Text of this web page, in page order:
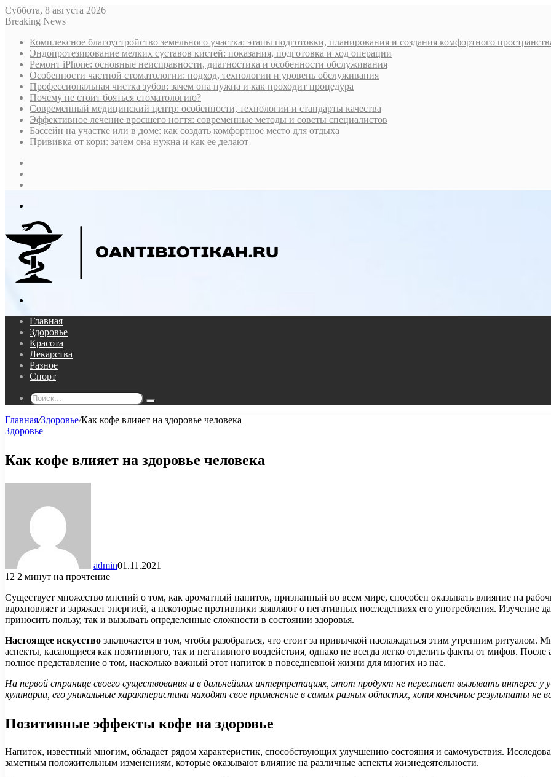
Суббота, 8 августа 2026
Breaking News
Комплексное благоустройство земельного участка: этапы подготовки, планирования и создания комфортного
Эндопротезирование мелких суставов кистей: показания, подготовка и ход операции
Ремонт iPhone: основные неисправности, диагностика и особенности обслуживания
Особенности частной стоматологии: подход, технологии и уровень обслуживания
Профессиональная чистка зубов: зачем она нужна и как проходит процедура
Почему не стоит бояться стоматологию?
Современный медицинский центр: особенности, технологии и стандарты качества
Эффективное лечение вросшего ногтя: современные методы и советы специалистов
Бассейн на участке или в доме: как создать комфортное место для отдыха
Прививка от кори: зачем она нужна и как ее делают
Главная
Здоровье
Красота
Лекарства
Разное
Спорт
Поиск...
Главная/Здоровье/Как кофе влияет на здоровье человека
Здоровье
Как кофе влияет на здоровье человека
admin01.11.2021
12 2 минут на прочтение
Существует множество мнений о том, как ароматный напиток, признанный во всем мире, способен оказывать влияние на
вдохновляет и заряжает энергией, а некоторые противники заявляют о негативных последствиях его употребления.
приносить пользу, так и вызывать определенные сложности в состоянии здоровья.
Настоящее искусство заключается в том, чтобы разобраться, что стоит за привычкой наслаждаться этим утренним ритуалом.
аспекты, касающиеся как позитивного, так и негативного воздействия, однако не всегда легко отделить факты от мифов.
полное представление о том, насколько важный этот напиток в повседневной жизни для многих из нас.
На первой странице своего существования и в дальнейших интерпретациях, этот продукт не перестает вызывать интерес
кулинарии, его уникальные характеристики находят свое применение в самых разных областях, хотя конечные результаты не
Позитивные эффекты кофе на здоровье
Напиток, известный многим, обладает рядом характеристик, способствующих улучшению состояния и самочувствия.
заметным положительным изменениям, которые оказывают влияние на различные аспекты жизнедеятельности.